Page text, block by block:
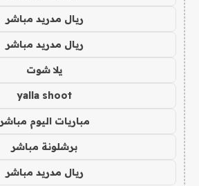
ريال مدريد مباشر
ريال مدريد مباشر
يلا شوت
yalla shoot
مباريات اليوم مباشر
برشلونة مباشر
ريال مدريد مباشر